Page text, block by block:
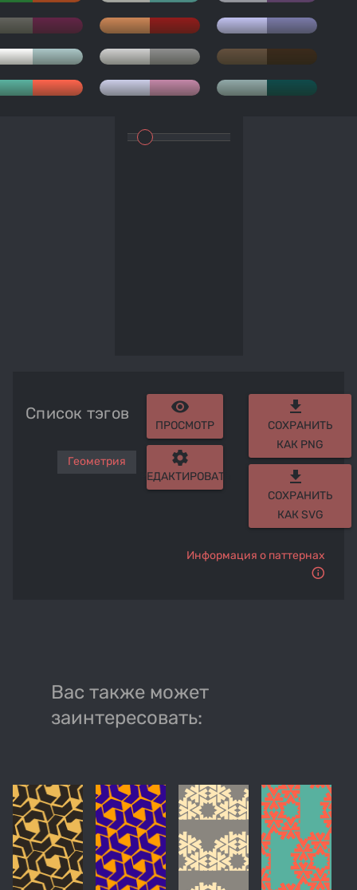
Список тэгов
Геометрия
remove_red_eye
ПРОСМОТР
settings
РЕДАКТИРОВАТЬ
get_app
СОХРАНИТЬ
КАК PNG
get_app
СОХРАНИТЬ
КАК SVG
Информация о паттернах
Вас также может
заинтересовать: